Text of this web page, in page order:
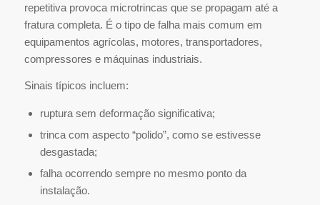
repetitiva provoca microtrincas que se propagam até a
fratura completa. É o tipo de falha mais comum em
equipamentos agrícolas, motores, transportadores,
compressores e máquinas industriais.
Sinais típicos incluem:
ruptura sem deformação significativa;
trinca com aspecto “polido”, como se estivesse
desgastada;
falha ocorrendo sempre no mesmo ponto da
instalação.